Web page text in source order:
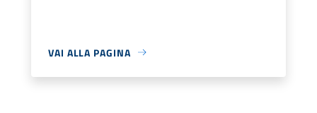
VAI ALLA PAGINA